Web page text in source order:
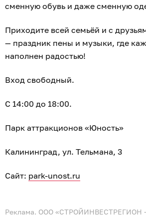
сменную обувь и даже сменную
Приходите всей семьёй и с
— праздник пены и музыки, где
наполнен радостью!
Вход свободный.
С 14:00 до 18:00.
Парк аттракционов «Юность»
Калининград, ул. Тельмана, 3
Сайт: park-unost.ru
Реклама. ООО «СТРОЙИНВЕСТРЕГИОН -